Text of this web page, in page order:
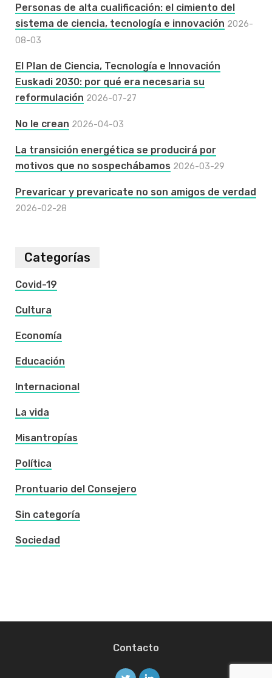
Personas de alta cualificación: el cimiento del
sistema de ciencia, tecnología e innovación 2026-
08-03
El Plan de Ciencia, Tecnología e Innovación
Euskadi 2030: por qué era necesaria su
reformulación 2026-07-27
No le crean 2026-04-03
La transición energética se producirá por
motivos que no sospechábamos 2026-03-29
Prevaricar y prevaricate no son amigos de verdad
2026-02-28
Categorías
Covid-19
Cultura
Economía
Educación
Internacional
La vida
Misantropías
Política
Prontuario del Consejero
Sin categoría
Sociedad
Contacto